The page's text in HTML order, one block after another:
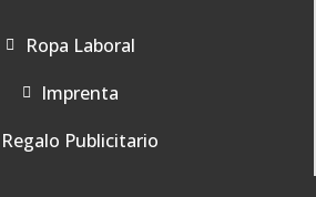
Ropa Laboral
Imprenta
Regalo Publicitario